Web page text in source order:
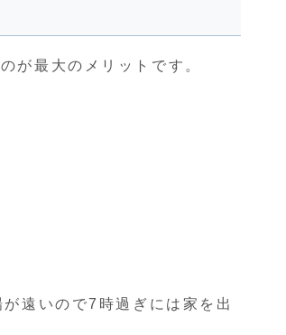
が最大のメリットです。
遠いので7時過ぎには家を出